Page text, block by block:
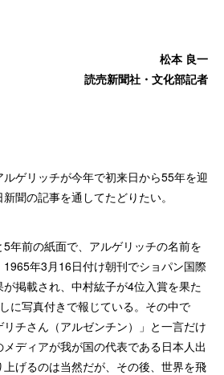
松本 良一
読売新聞社・文化部記者
ゲリッチが今年で初来日から55年を迎
聞の記事を通してたどりたい。
年前の紙面で、アルゲリッチの名前を
1965年3月16日付け朝刊でショパン国際
掲載され、中村紘子が4位入賞を果た
に写真付きで報じている。その中で
リチさん（アルゼンチン）」と一言だけ
ディアが我が国の代表である日本人出
げるのは当然だが、その後、世界を飛